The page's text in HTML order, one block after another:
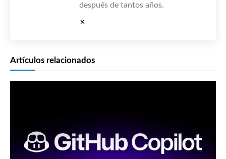
después de tantos años.
Artículos relacionados